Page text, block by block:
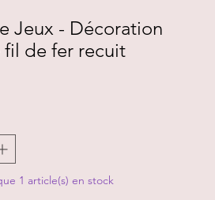
Jeux - Décoration
fil de fer recuit
1 article(s) en stock